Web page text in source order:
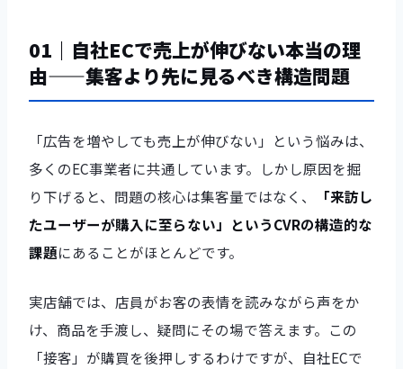
01｜自社ECで売上が伸びない本当の理
由——集客より先に見るべき構造問題
「広告を増やしても売上が伸びない」という悩みは、
多くのEC事業者に共通しています。しかし原因を掘
り下げると、問題の核心は集客量ではなく、
「来訪し
たユーザーが購入に至らない」というCVRの構造的な
課題にあることがほとんどです。
実店舗では、店員がお客の表情を読みながら声をか
け、商品を手渡し、疑問にその場で答えます。この
「接客」が購買を後押しするわけですが、自社ECで